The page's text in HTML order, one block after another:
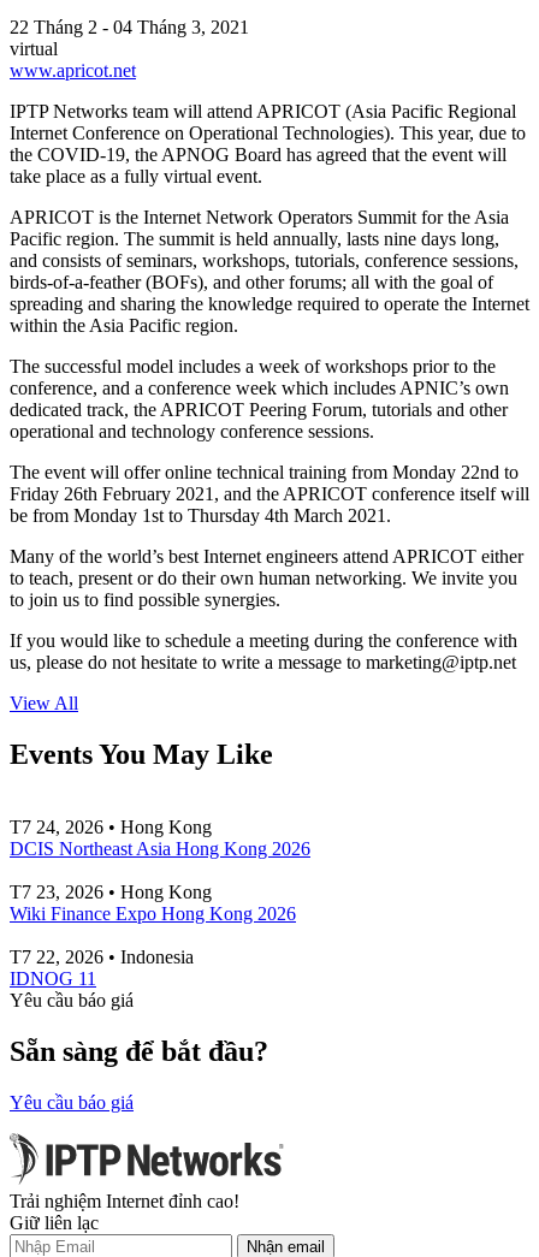
22 Tháng 2 - 04 Tháng 3, 2021
virtual
www.apricot.net
IPTP Networks team will attend APRICOT (Asia Pacific Regional
Internet Conference on Operational Technologies). This year, due to
the COVID-19, the APNOG Board has agreed that the event will
take place as a fully virtual event.
APRICOT is the Internet Network Operators Summit for the Asia
Pacific region. The summit is held annually, lasts nine days long,
and consists of seminars, workshops, tutorials, conference sessions,
birds-of-a-feather (BOFs), and other forums; all with the goal of
spreading and sharing the knowledge required to operate the Internet
within the Asia Pacific region.
The successful model includes a week of workshops prior to the
conference, and a conference week which includes APNIC’s own
dedicated track, the APRICOT Peering Forum, tutorials and other
operational and technology conference sessions.
The event will offer online technical training from Monday 22nd to
Friday 26th February 2021, and the APRICOT conference itself will
be from Monday 1st to Thursday 4th March 2021.
Many of the world’s best Internet engineers attend APRICOT either
to teach, present or do their own human networking. We invite you
to join us to find possible synergies.
If you would like to schedule a meeting during the conference with
us, please do not hesitate to write a message to marketing
iptp.net
View All
Events You May Like
T7 24, 2026 • Hong Kong
DCIS Northeast Asia Hong Kong 2026
T7 23, 2026 • Hong Kong
Wiki Finance Expo Hong Kong 2026
T7 22, 2026 • Indonesia
IDNOG 11
Yêu cầu báo giá
Sẵn sàng để bắt đầu?
Yêu cầu báo giá
Trải nghiệm Internet đỉnh cao!
Giữ liên lạc
Nhận email